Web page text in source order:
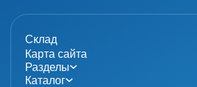
Склад
Карта сайта
Разделы
Каталог